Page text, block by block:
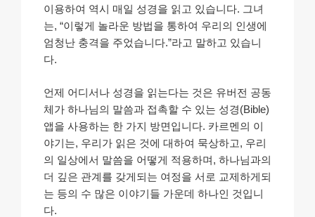
이용하여 역시 매일 성경을 읽고 있습니다. 그녀
는, “이렇게 놀라운 방법을 통하여 우리의 인생에
엄청난 충격을 주었습니다.”라고 말하고 있습니
다.
언제 어디서나 성경을 읽는다는 것은 유버전 공동
체가 하나님의 말씀과 접촉할 수 있는 성경(Bible)
앱을 사용하는 한 가지 방면입니다. 카르멘의 이
야기는, 우리가 읽은 것에 대하여 묵상하고, 우리
의 일상에서 말씀을 어떻게 적용하며, 하나님과의
더 깊은 관계를 갖게되는 여정을 서로 교제하게되
는 등의 수 많은 이야기들 가운데 하나인 것입니
다.